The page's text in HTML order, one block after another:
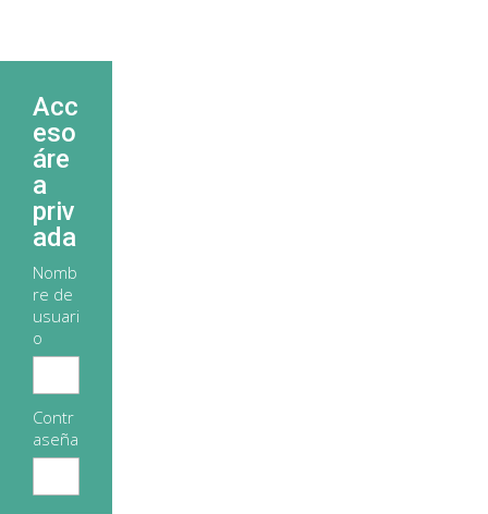
Acc
eso
áre
a
priv
ada
Nomb
re de
usuari
o
Contr
aseña